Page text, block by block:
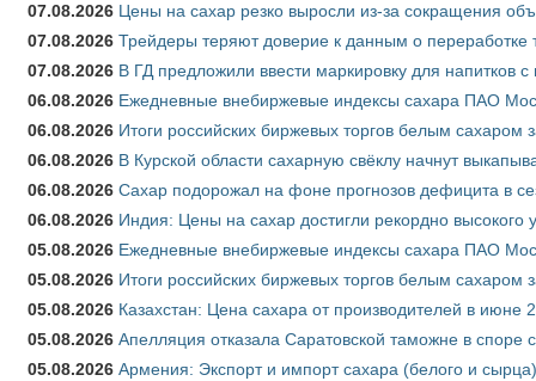
07.08.2026 Цены на сахар резко выросли из-за сокращения
07.08.2026 Трейдеры теряют доверие к данным о переработке
07.08.2026 В ГД предложили ввести маркировку для напитков
06.08.2026 Ежедневные внебиржевые индексы сахара ПАО
06.08.2026 Итоги российских биржевых торгов белым сахаром
06.08.2026 В Курской области сахарную свёклу начнут
06.08.2026 Сахар подорожал на фоне прогнозов дефицита в
06.08.2026 Индия: Цены на сахар достигли рекордно высокого
05.08.2026 Ежедневные внебиржевые индексы сахара ПАО
05.08.2026 Итоги российских биржевых торгов белым сахаром
05.08.2026 Казахстан: Цена сахара от производителей в июне
05.08.2026 Апелляция отказала Саратовской таможне в
05.08.2026 Армения: Экспорт и импорт сахара (белого и